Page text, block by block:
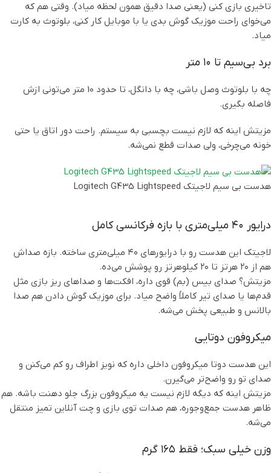
تاخیری بازی کنی (یعنی صدا دقیق همون لحظه میاد). وقتی هم که
می‌خوای راحت موزیک گوش بدی یا با موبایل کار کنی، بلوتوث به کارت
میاد.
برد بی‌سیم تا ۱۰ متر
چه با بلوتوث وصل باشی، چه با دانگل، تا حدود 10 متر می‌تونی ازش
فاصله بگیری.
مزیتش اینه که لازم نیست بچسبی به سیستم. راحت دور اتاق یا حتی
خونه می‌چرخی، ولی صدات قطع نمی‌شه.
هدست بی سیم لاجیتک Logitech G435 Lightspeed
درایور ۴۰ میلی‌متری با بازه فرکانسی کامل
لاجیتک این هدست رو با درایورهای ۴۰ میلی‌متری ساخته. بازه صداش
هم از ۲۰ هرتز تا ۲۰ کیلوهرتز رو پوشش می‌ده.
مزیتش؟ صدای بیس (بم) قوی داره، افکت‌ها و صداهای ریز بازی مثل
قدم‌ها یا صدای تیر کاملاً واضح میاد. برای موزیک گوش دادن هم صدا
بالانس و طبیعی پخش می‌شه.
میکروفون دوتایی
این هدست دوتا میکروفون داخلی داره که نویز اطراف رو کم می‌کنن و
صدای تو رو واضح‌تر می‌گیرن.
مزیتش اینه که دیگه لازم نیست یه میکروفون بزرگ جلو دهنت باشه. هم
ظاهر هدست جمع‌وجوره، هم صدات توی بازی و چت آنلاین تمیز منتقل
می‌شه.
وزن خیلی سبک؛ فقط ۱۶۵ گرم